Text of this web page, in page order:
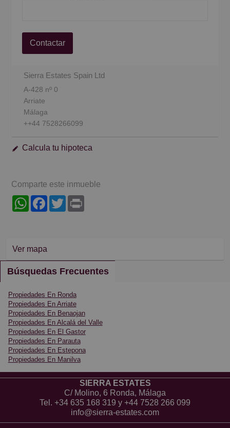
Contactar
Sierra Estates Spain Ltd
A-428 nº 0
Arriate
Málaga
++44 7528266099
Calcula tu hipoteca
Comparte este inmueble
WhatsAppFacebook
Twitter
Ver mapa
Búsquedas Frecuentes
Propiedades En Ronda
Propiedades En Arriate
Propiedades En Benaojan
Propiedades En Alcalá del Valle
Propiedades En El Gastor
Propiedades En Parauta
Propiedades En Estepona
Propiedades En Manilva
SIERRA ESTATES
C/ Molino, 6 Ronda, Málaga
Tel. +34 635 168 319 y +44 7528 266 099
info@sierra-estates.com